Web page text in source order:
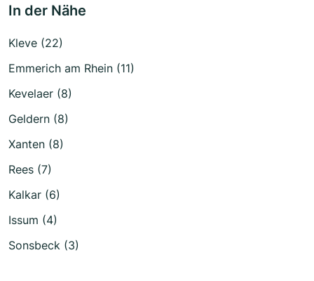
In der Nähe
Kleve (22)
Emmerich am Rhein (11)
Kevelaer (8)
Geldern (8)
Xanten (8)
Rees (7)
Kalkar (6)
Issum (4)
Sonsbeck (3)